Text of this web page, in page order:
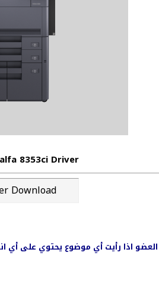
8353ci Driver
Download
العضو اذا رأيت أي موضوع يحتوي على أي